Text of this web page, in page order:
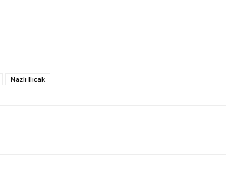
Nazlı Ilıcak